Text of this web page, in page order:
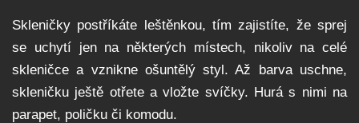
Skleničky postříkáte leštěnkou, tím zajistíte, že sprej
se uchytí jen na některých místech, nikoliv na celé
skleničce a vznikne ošuntělý styl. Až barva uschne,
skleničku ještě otřete a vložte svíčky. Hurá s nimi na
parapet, poličku či komodu.